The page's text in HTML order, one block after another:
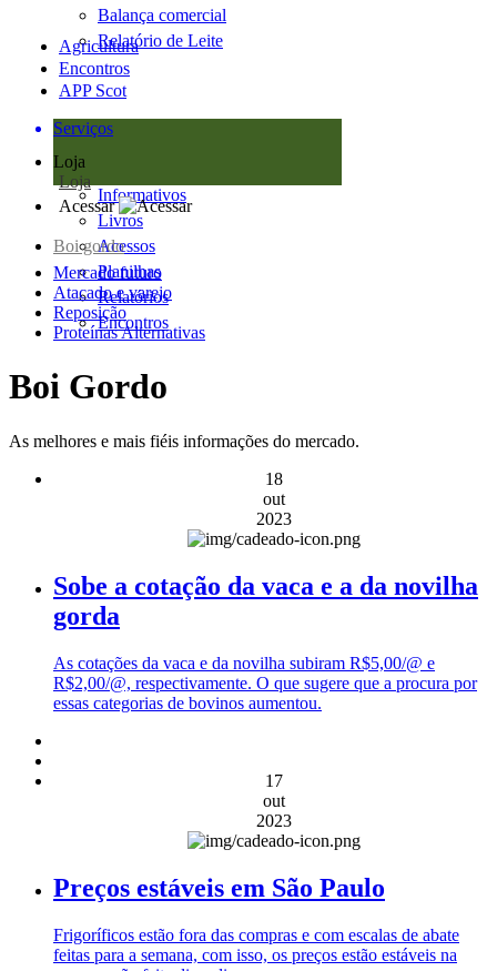
Balança comercial
Relatório de Leite
Agricultura
Encontros
APP Scot
Serviços
Loja
Loja
Informativos
Livros
Acessos
Planilhas
Relatórios
Encontros
Acessar
Boi gordo
Mercado futuro
Atacado e varejo
Reposição
Proteínas Alternativas
Boi Gordo
As melhores e mais fiéis informações do mercado.
18
out
2023
Sobe a cotação da vaca e a da novilha
gorda
As cotações da vaca e da novilha subiram R$5,00/@ e
R$2,00/@, respectivamente. O que sugere que a procura por
essas categorias de bovinos aumentou.
17
out
2023
Preços estáveis em São Paulo
Frigoríficos estão fora das compras e com escalas de abate
feitas para a semana, com isso, os preços estão estáveis na